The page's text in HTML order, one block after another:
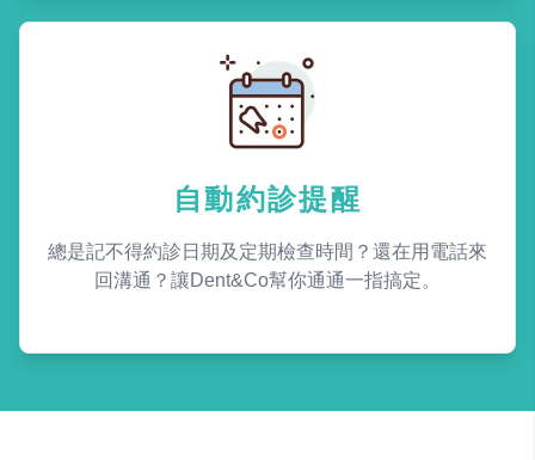
自動約診提醒
總是記不得約診日期及定期檢查時間？還在用電話來
回溝通？讓Dent&Co幫你通通一指搞定。